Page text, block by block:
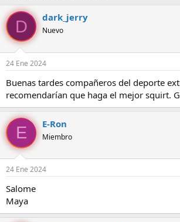
t
d
e
l
e
m
a
h
e
c
i
o
D dark_jerry
Nuevo
24 Ene 2024
Buenas tardes compañeros del deporte
recomendarían que haga el mejor squirt.
E E-Ron
Miembro
24 Ene 2024
Salome
Maya